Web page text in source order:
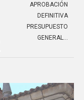
APROBACIÓN
DEFINITIVA
PRESUPUESTO
GENERAL…